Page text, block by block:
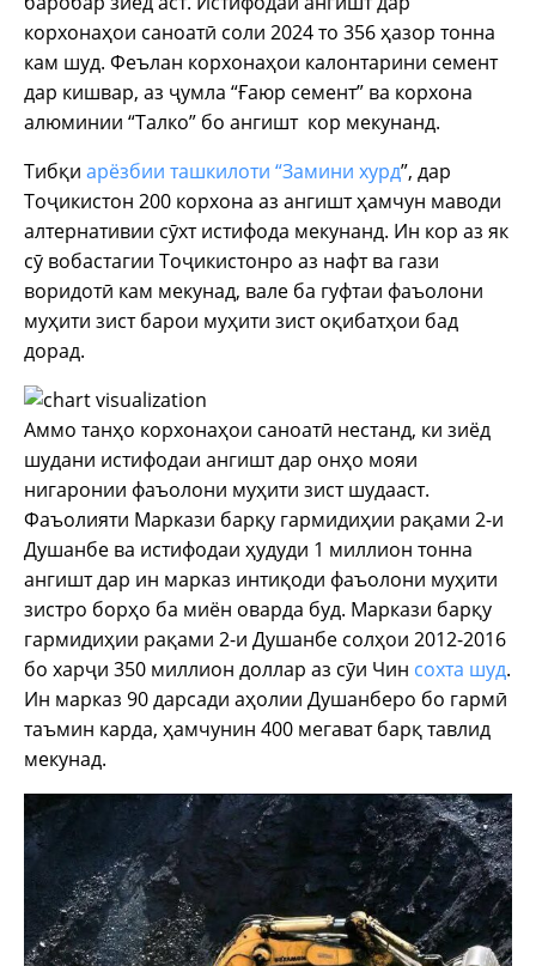
корхонаҳои саноатӣ соли 2024 то 356 ҳазор тонна
кам шуд. Феълан корхонаҳои калонтарини семент
дар кишвар, аз ҷумла “Ғаюр семент” ва корхона
алюминии “Талко” бо ангишт кор мекунанд.
Тибқи арёзбии ташкилоти “Замини хурд”, дар
Тоҷикистон 200 корхона аз ангишт ҳамчун маводи
алтернативии сӯхт истифода мекунанд. Ин кор аз як
сӯ вобастагии Тоҷикистонро аз нафт ва гази
воридотӣ кам мекунад, вале ба гуфтаи фаъолони
муҳити зист барои муҳити зист оқибатҳои бад
дорад.
Аммо танҳо корхонаҳои саноатӣ нестанд, ки зиёд
шудани истифодаи ангишт дар онҳо мояи
нигаронии фаъолони муҳити зист шудааст.
Фаъолияти Маркази барқу гармидиҳии рақами 2-и
Душанбе ва истифодаи ҳудуди 1 миллион тонна
ангишт дар ин марказ интиқоди фаъолони муҳити
зистро борҳо ба миён оварда буд. Маркази барқу
гармидиҳии рақами 2-и Душанбе солҳои 2012-2016
бо харҷи 350 миллион доллар аз сӯи Чин сохта шуд.
Ин марказ 90 дарсади аҳолии Душанберо бо гармӣ
таъмин карда, ҳамчунин 400 мегават барқ тавлид
мекунад.